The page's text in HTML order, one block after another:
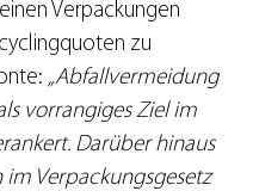
Verpackungen
zu
„Abfallvermeidung
vorrangiges Ziel im
Darüber hinaus
Verpackungsgesetz